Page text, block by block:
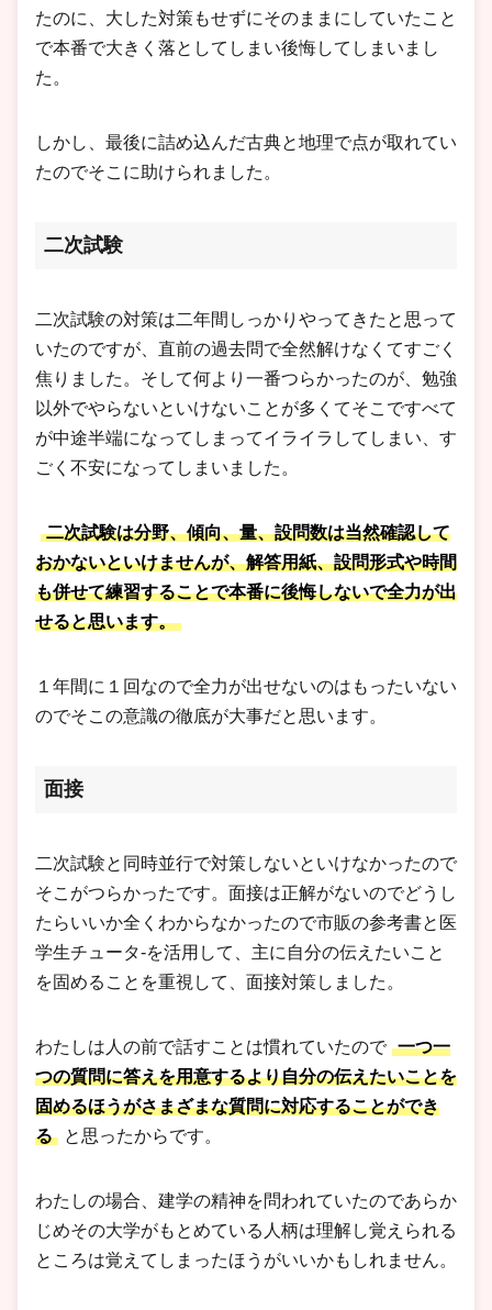
たのに、大した対策もせずにそのままにしていたこと
で本番で大きく落としてしまい後悔してしまいまし
た。
しかし、最後に詰め込んだ古典と地理で点が取れてい
たのでそこに助けられました。
二次試験
二次試験の対策は二年間しっかりやってきたと思って
いたのですが、直前の過去問で全然解けなくてすごく
焦りました。そして何より一番つらかったのが、勉強
以外でやらないといけないことが多くてそこですべて
が中途半端になってしまってイライラしてしまい、す
ごく不安になってしまいました。
二次試験は分野、傾向、量、設問数は当然確認して
おかないといけませんが、解答用紙、設問形式や時間
も併せて練習することで本番に後悔しないで全力が出
せると思います。
１年間に１回なので全力が出せないのはもったいない
のでそこの意識の徹底が大事だと思います。
面接
二次試験と同時並行で対策しないといけなかったので
そこがつらかったです。面接は正解がないのでどうし
たらいいか全くわからなかったので市販の参考書と医
学生チュータ‐を活用して、主に自分の伝えたいこと
を固めることを重視して、面接対策しました。
わたしは人の前で話すことは慣れていたので 一つ一
つの質問に答えを用意するより自分の伝えたいことを
固めるほうがさまざまな質問に対応することができ
る
と思ったからです。
わたしの場合、建学の精神を問われていたのであらか
じめその大学がもとめている人柄は理解し覚えられる
ところは覚えてしまったほうがいいかもしれません。